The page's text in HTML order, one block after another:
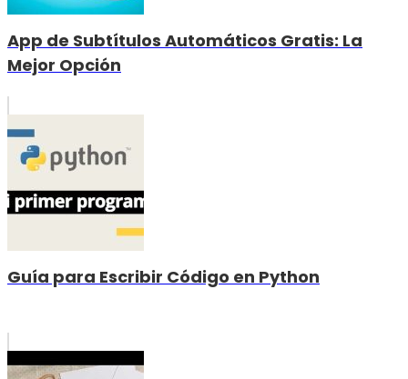
App de Subtítulos Automáticos Gratis: La
Mejor Opción
Guía para Escribir Código en Python